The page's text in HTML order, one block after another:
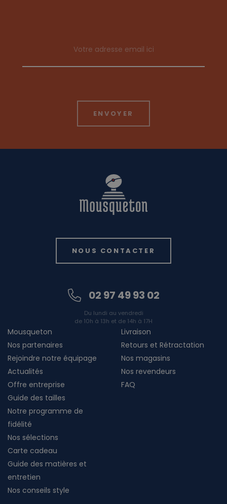
NOUS CONTACTER
02 97 49 93 02
Du lundi au vendredi
de 10h à 13h et de 14h à 17H
Mousqueton
Nos partenaires
Rejoindre notre équipage
Actualités
Offre entreprise
Livraison
Retours et Rétractation
Nos magasins
Nos revendeurs
FAQ
Guide des tailles
Notre programme de
fidélité
Nos sélections
Carte cadeau
Guide des matières et
entretien
Nos conseils style